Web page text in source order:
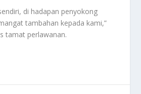
di hadapan penyokong
tambahan kepada kami,”
tamat perlawanan.